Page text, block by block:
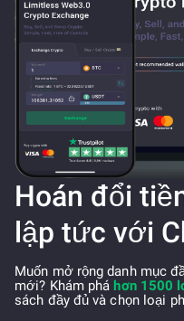
Hoán đổi
lập tức với
Muốn mở rộng danh mục
mới? Khám pháhơn 1500
sách đầy đủ và chọn loại